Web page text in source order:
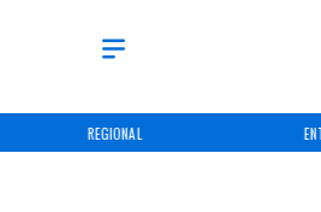
ENTRETENCIÓN